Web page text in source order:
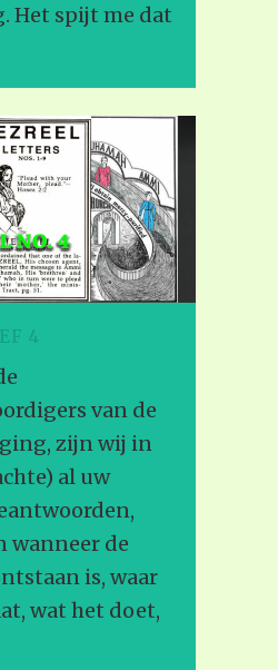
Het spijt me dat
4
van de
zijn wij in
al uw
wanneer de
is, waar
wat het doet,